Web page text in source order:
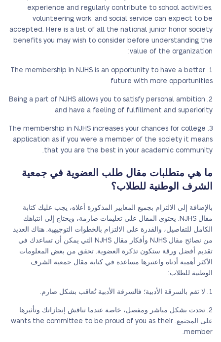
experience and regularly contribute to school activities,
volunteering work, and social service can expect to be
accepted. Here is a list of all the national junior honor society
benefits you may wish to consider before understanding the
value of the organization:
The membership in NJHS is an opportunity to have a better
future with more opportunities
Being a part of NJHS allows you to satisfy personal ambition
and have a feeling of fulfillment and superiority
The membership in NJHS increases your chances for college
application as if you were a member of the society it means
that you are the best in your academic community.
ما هي متطلبات مقال طلب العضوية في جمعية
الشرف الوطنية للطلاب؟
بالإضافة إلى الالتزام بجميع المعايير المذكورة أعلاه، يجب عليك كتابة
مقال NJHS. يحتوي المقال على تعليمات صارمة، ويحتاج إلى انتباهك
الكامل للتفاصيل، والقدرة على الالتزام بالخطوات التوجيهية. هناك العديد
من نصائح مقال NJHS وأفكار مقال NJHS التي يمكن أن تساعدك في
تقديم أفضل ورقة ستكون تذكرة العضوية. تحقق من بعض المعلومات
الأكثر أهمية أدناه واعتبرها مساعدة في كتابة مقال جمعية الشرف
الوطنية للطلاب:
لا تقم بالسرقة الأدبية؛ فالسرقة الأدبية تُعاقب بشكل صارم.
تحدث بشكل مباشر ومفصل، خاصة عندما تناقش إنجازاتك وتأثيرها
على المجتمع. wants the committee to be proud of you as their
member.